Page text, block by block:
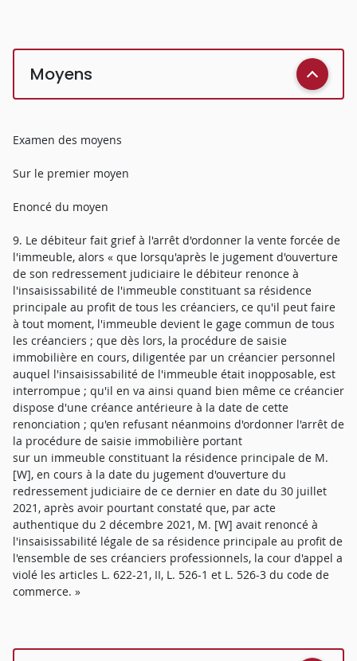
Moyens
Examen des moyens
Sur le premier moyen
Enoncé du moyen
9. Le débiteur fait grief à l'arrêt d'ordonner la vente forcée de
l'immeuble, alors « que lorsqu'après le jugement d'ouverture
de son redressement judiciaire le débiteur renonce à
l'insaisissabilité de l'immeuble constituant sa résidence
principale au profit de tous les créanciers, ce qu'il peut faire
à tout moment, l'immeuble devient le gage commun de tous
les créanciers ; que dès lors, la procédure de saisie
immobilière en cours, diligentée par un créancier personnel
auquel l'insaisissabilité de l'immeuble était inopposable, est
interrompue ; qu'il en va ainsi quand bien même ce créancier
dispose d'une créance antérieure à la date de cette
renonciation ; qu'en refusant néanmoins d'ordonner l'arrêt de
la procédure de saisie immobilière portant
sur un immeuble constituant la résidence principale de M.
[W], en cours à la date du jugement d'ouverture du
redressement judiciaire de ce dernier en date du 30 juillet
2021, après avoir pourtant constaté que, par acte
authentique du 2 décembre 2021, M. [W] avait renoncé à
l'insaisissabilité légale de sa résidence principale au profit de
l'ensemble de ses créanciers professionnels, la cour d'appel a
violé les articles L. 622-21, II, L. 526-1 et L. 526-3 du code de
commerce. »